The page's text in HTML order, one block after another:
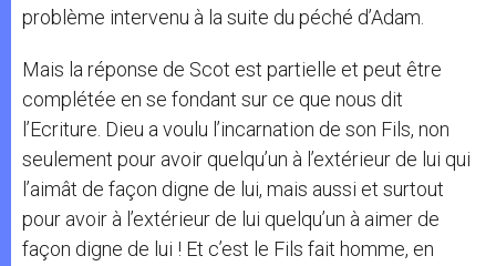
problème intervenu à la suite du péché d’Adam.
Mais la réponse de Scot est partielle et peut être
complétée en se fondant sur ce que nous dit
l’Ecriture. Dieu a voulu l’incarnation de son Fils, non
seulement pour avoir quelqu’un à l’extérieur de lui qui
l’aimât de façon digne de lui, mais aussi et surtout
pour avoir à l’extérieur de lui quelqu’un à aimer de
façon digne de lui ! Et c’est le Fils fait homme, en